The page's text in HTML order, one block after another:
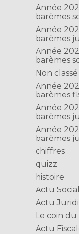
Année
barèmes
Année
barèmes
Année
barèmes
Non classé
Année
barèmes
Année
barèmes
Année
barèmes
chiffres
quizz
histoire
Actu
Actu
Le coin
Actu